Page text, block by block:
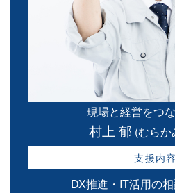
現場と経営をつ
村上 郁 (むらか
支援内容
DX推進・IT活用の